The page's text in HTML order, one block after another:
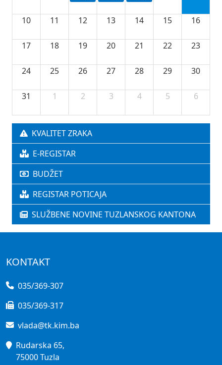
10 11 12 13 14 15 16
17 18 19 20 21 22 23
24 25 26 27 28 29 30
31 1 2 3 4 5 6
KVALITET ZRAKA
E-REGISTAR
BUDŽET
REGISTAR POTICAJA
SLUŽBENE NOVINE TUZLANSKOG KANTONA
KONTAKT
035/369-307
035/369-317
vlada@tk.kim.ba
Rudarska 65,
75000 Tuzla